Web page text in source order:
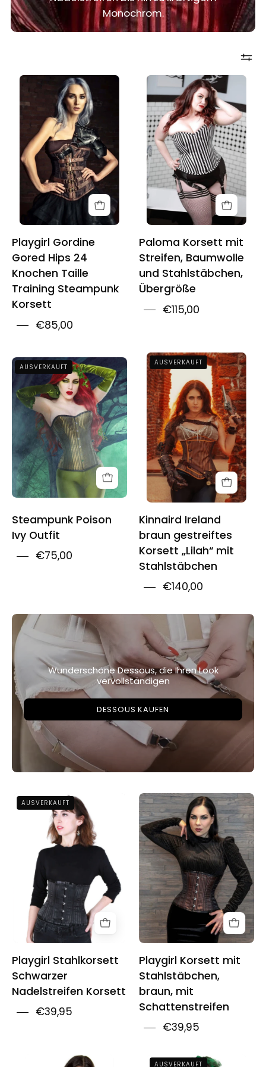
Monochrom.
Playgirl
Gordine
Gored
Hips
24
Bone
Waist
Training
Steampunk
Corset
Playgirl Gordine
Gored Hips 24
Knochen Taille
Training Steampunk
Korsett
€85,00
Paloma
Korsett
mit
Streifen,
Baumwolle
und
Stahlstäbchen,
Übergröße
Paloma Korsett mit
Streifen, Baumwolle
und Stahlstäbchen,
Übergröße
€115,00
Steampunk
Poison
Ivy
Outfit
AUSVERKAUFT
Steampunk Poison
Ivy Outfit
€75,00
Kinnaird
Ireland
Brown
Stripe
Lilah
Steel
Boned
Cincher
Corset
AUSVERKAUFT
Kinnaird Ireland
braun gestreiftes
Korsett „Lilah“ mit
Stahlstäbchen
€140,00
Wunderschöne Dessous, die Ihren Look
vervollständigen
DESSOUS KAUFEN
Playgirl
Steel
Boned
Black
Stripe
Cincher
Corset
AUSVERKAUFT
Playgirl Stahlkorsett
Schwarzer
Nadelstreifen Korsett
€39,95
Playgirl
Steel
Boned
Brown
Shadow
Stripe
Cincher
Corset
Playgirl Korsett mit
Stahlstäbchen,
braun, mit
Schattenstreifen
€39,95
Playgirl Playgirl
AUSVERKAUFT